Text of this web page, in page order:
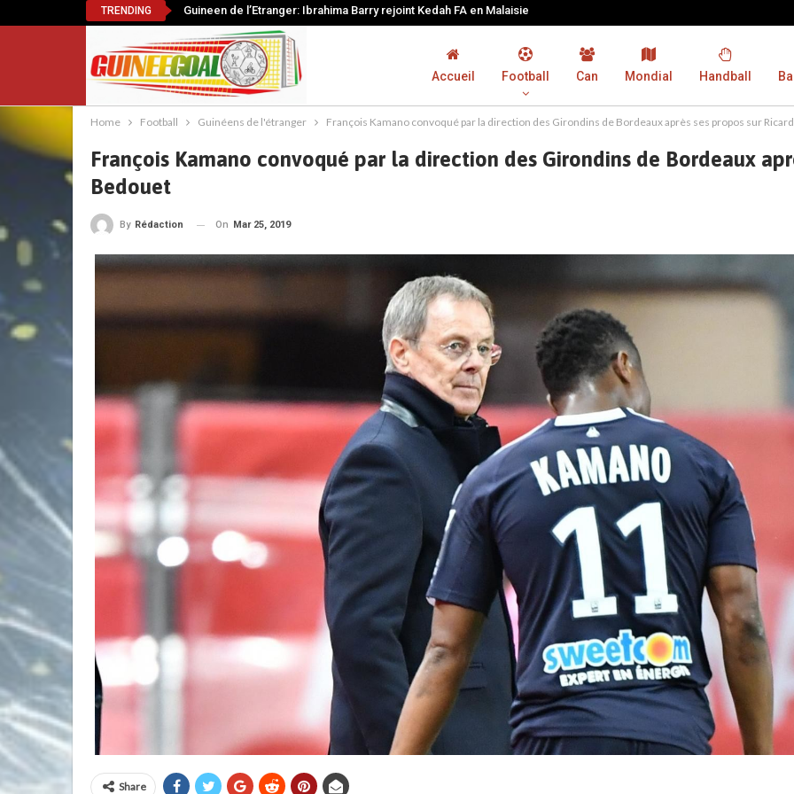
TRENDING Guineen de l’Etranger: Ibrahima Barry rejoint Kedah FA en Malaisie
Accueil Football Can Mondial Handball
Home Football Guinéens de l'étranger François Kamano convoqué par la direction des Girondins de Bordeaux après ses propos sur
François Kamano convoqué par la direction des Girondins de Bordeaux
Bedouet
By Rédaction On Mar 25, 2019
Share